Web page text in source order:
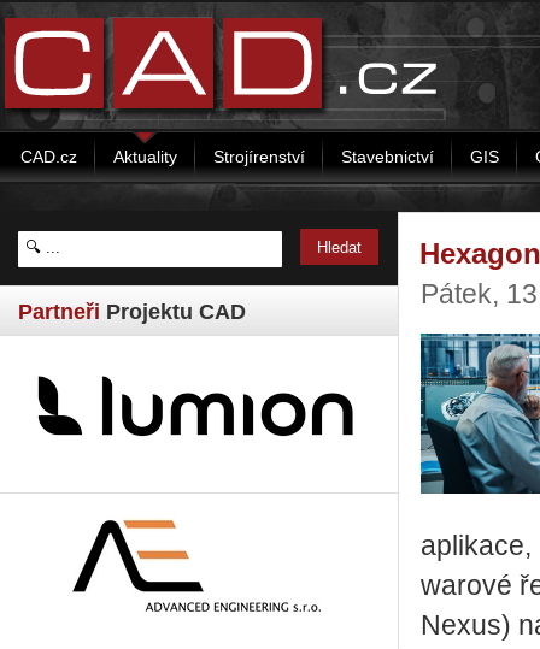
CAD.cz Aktuality Strojírenství Stavebnictví GIS
Partneři Projektu CAD
Pátek,
wa­ro­vé
Nexus)